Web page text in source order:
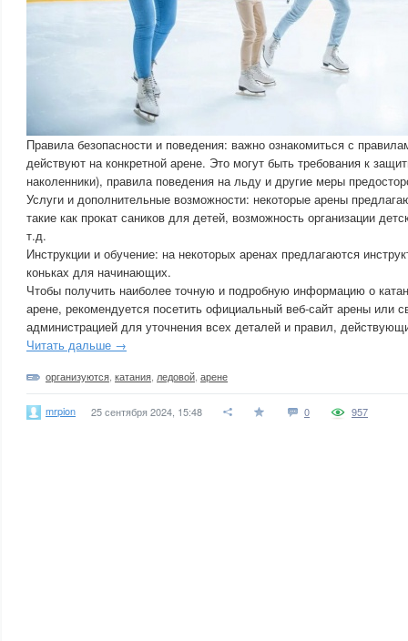
Правила безопасности и поведения: важно ознакомиться с
действуют на конкретной арене. Это могут быть требования к
наколенники), правила поведения на льду и другие меры
Услуги и дополнительные возможности: некоторые арены
такие как прокат саников для детей, возможность организации
т.д.
Инструкции и обучение: на некоторых аренах предлагаются
коньках для начинающих.
Чтобы получить наиболее точную и подробную информацию о
арене, рекомендуется посетить официальный веб-сайт арены или
администрацией для уточнения всех деталей и правил,
Читать дальше →
организуются катания ледовой арене
mrpion 25 сентября 2024, 15:48 0 957